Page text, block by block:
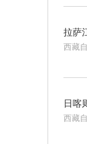
拉萨
西藏
日喀
西藏